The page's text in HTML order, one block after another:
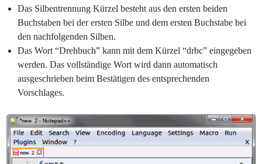
Das Silbentrennung Kürzel besteht aus den ersten beiden
Buchstaben bei der ersten Silbe und dem ersten Buchstabe bei
den nachfolgenden Silben.
Das Wort “Drehbuch” kann mit dem Kürzel “drbc” eingegeben
werden. Das vollständige Wort wird dann automatisch
ausgeschrieben beim Bestätigen des entsprechenden
Vorschlages.